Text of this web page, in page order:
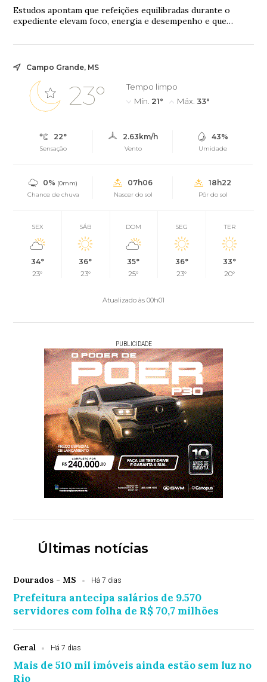
Estudos apontam que refeições equilibradas durante o
expediente elevam foco, energia e desempenho e que
Campo Grande, MS
23°
Tempo limpo
Mín. 21° Máx. 33°
22°
Sensação
2.63km/h
Vento
43%
Umidade
0% (0mm)
Chance de chuva
07h06
Nascer do sol
18h22
Pôr do sol
SEX
34°
23°
SÁB
36°
23°
DOM
35°
25°
SEG
36°
23°
TER
33°
20°
Atualizado às 00h01
PUBLICIDADE
Últimas notícias
Dourados - MS Há 7 dias
Prefeitura antecipa salários de 9.570
servidores com folha de R$ 70,7 milhões
Geral Há 7 dias
Mais de 510 mil imóveis ainda estão sem luz no
Rio